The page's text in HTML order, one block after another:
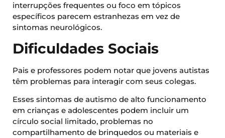
interrupções frequentes ou foco em tópicos
específicos parecem estranhezas em vez de
sintomas neurológicos.
Dificuldades Sociais
Pais e professores podem notar que jovens autistas
têm problemas para interagir com seus colegas.
Esses sintomas de autismo de alto funcionamento
em crianças e adolescentes podem incluir um
círculo social limitado, problemas no
compartilhamento de brinquedos ou materiais e